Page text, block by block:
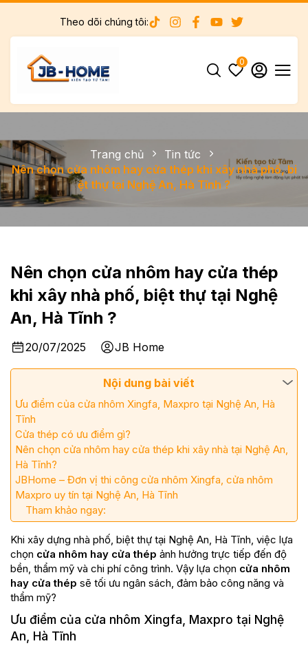
Theo dõi chúng tôi:
0
Trang chủ
Tin tức
Nên chọn cửa nhôm hay cửa thép khi xây nhà phố, bi
ệt thự tại Nghệ An, Hà Tĩnh ?
Nên chọn cửa nhôm hay cửa thép
khi xây nhà phố, biệt thự tại Nghệ
An, Hà Tĩnh ?
20/07/2025 JB Home
Nội dung bài viết
Ưu điểm của cửa nhôm Xingfa, Maxpro tại Nghệ An, Hà
Tĩnh
Cửa thép có ưu điểm gì?
Nên chọn cửa nhôm hay cửa thép khi xây nhà tại Nghệ An,
Hà Tĩnh?
JBHome – Đơn vị thi công cửa nhôm Xingfa, cửa nhôm
Maxpro uy tín tại Nghệ An, Hà Tĩnh
Tham khảo ngay:
Khi xây dựng nhà phố, biệt thự tại Nghệ An, Hà Tĩnh, việc lựa
chọn cửa nhôm hay cửa thép ảnh hưởng trực tiếp đến độ
bền, thẩm mỹ và chi phí công trình. Vậy lựa chọn cửa nhôm
hay cửa thép sẽ tối ưu ngân sách, đảm bảo công năng và
thẩm mỹ?
Ưu điểm của cửa nhôm Xingfa, Maxpro tại Nghệ
An, Hà Tĩnh